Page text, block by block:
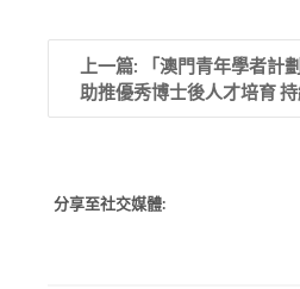
上一篇: 「澳門青年學者計
助推優秀博士後人才培育
分享至社交媒體: